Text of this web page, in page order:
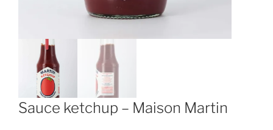
Sauce ketchup – Maison Martin